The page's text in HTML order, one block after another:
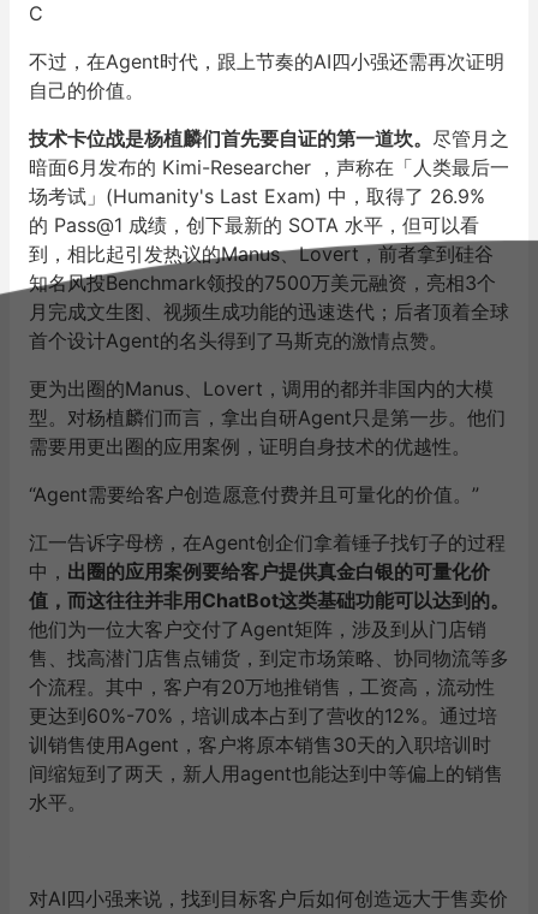
C
不过，在Agent时代，跟上节奏的AI四小强还需再次证明
自己的价值。
技术卡位战是杨植麟们首先要自证的第一道坎。 尽管月之
暗面6月发布的 Kimi-Researcher ，声称在「人类最后一
场考试」(Humanity's Last Exam) 中，取得了 26.9%
的 Pass@1 成绩，创下最新的 SOTA 水平，但可以看
到，相比起引发热议的Manus、Lovert，前者拿到硅谷
知名风投Benchmark领投的7500万美元融资，亮相3个
月完成文生图、视频生成功能的迅速迭代；后者顶着全球
首个设计Agent的名头得到了马斯克的激情点赞。
更为出圈的Manus、Lovert，调用的都并非国内的大模
型。对杨植麟们而言，拿出自研Agent只是第一步。他们
需要用更出圈的应用案例，证明自身技术的优越性。
“Agent需要给客户创造愿意付费并且可量化的价值。”
江一告诉字母榜，在Agent创企们拿着锤子找钉子的过程
中， 出圈的应用案例要给客户提供真金白银的可量化价
值，而这往往并非用ChatBot这类基础功能可以达到的。
他们为一位大客户交付了Agent矩阵，涉及到从门店销
售、找高潜门店售点铺货，到定市场策略、协同物流等多
个流程。其中，客户有20万地推销售，工资高，流动性
更达到60%-70%，培训成本占到了营收的12%。通过培
训销售使用Agent，客户将原本销售30天的入职培训时
间缩短到了两天，新人用agent也能达到中等偏上的销售
水平。
对AI四小强来说，找到目标客户后如何创造远大于售卖价